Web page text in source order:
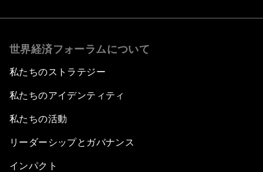
世界経済フォーラムについて
私たちのストラテジー
私たちのアイデンティティ
私たちの活動
リーダーシップとガバナンス
インパクト